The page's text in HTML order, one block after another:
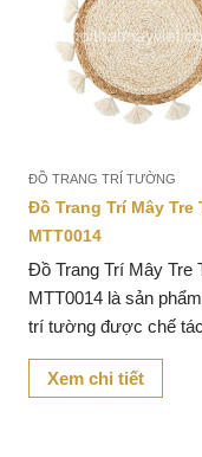
ĐỒ TRANG TRÍ TƯỜNG
Đồ Trang Trí Mây Tre
MTT0014
Đồ Trang Trí Mây Tre
MTT0014 là sản
trí tường được chế
xảo từ mây tre tự
mang đến vẻ đẹp mộc
Xem chi tiết